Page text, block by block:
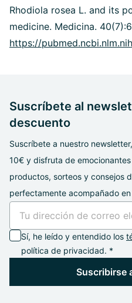
Rhodiola rosea L. and its
medicine. Medicina.
https://
Suscríbete al
descuento
Suscríbete a nuestro
10€ y disfruta de
productos, sorteos y consejos
perfectamente acompañado
Sí, he leído y entendido los
política de privacidad. *
Suscribirse